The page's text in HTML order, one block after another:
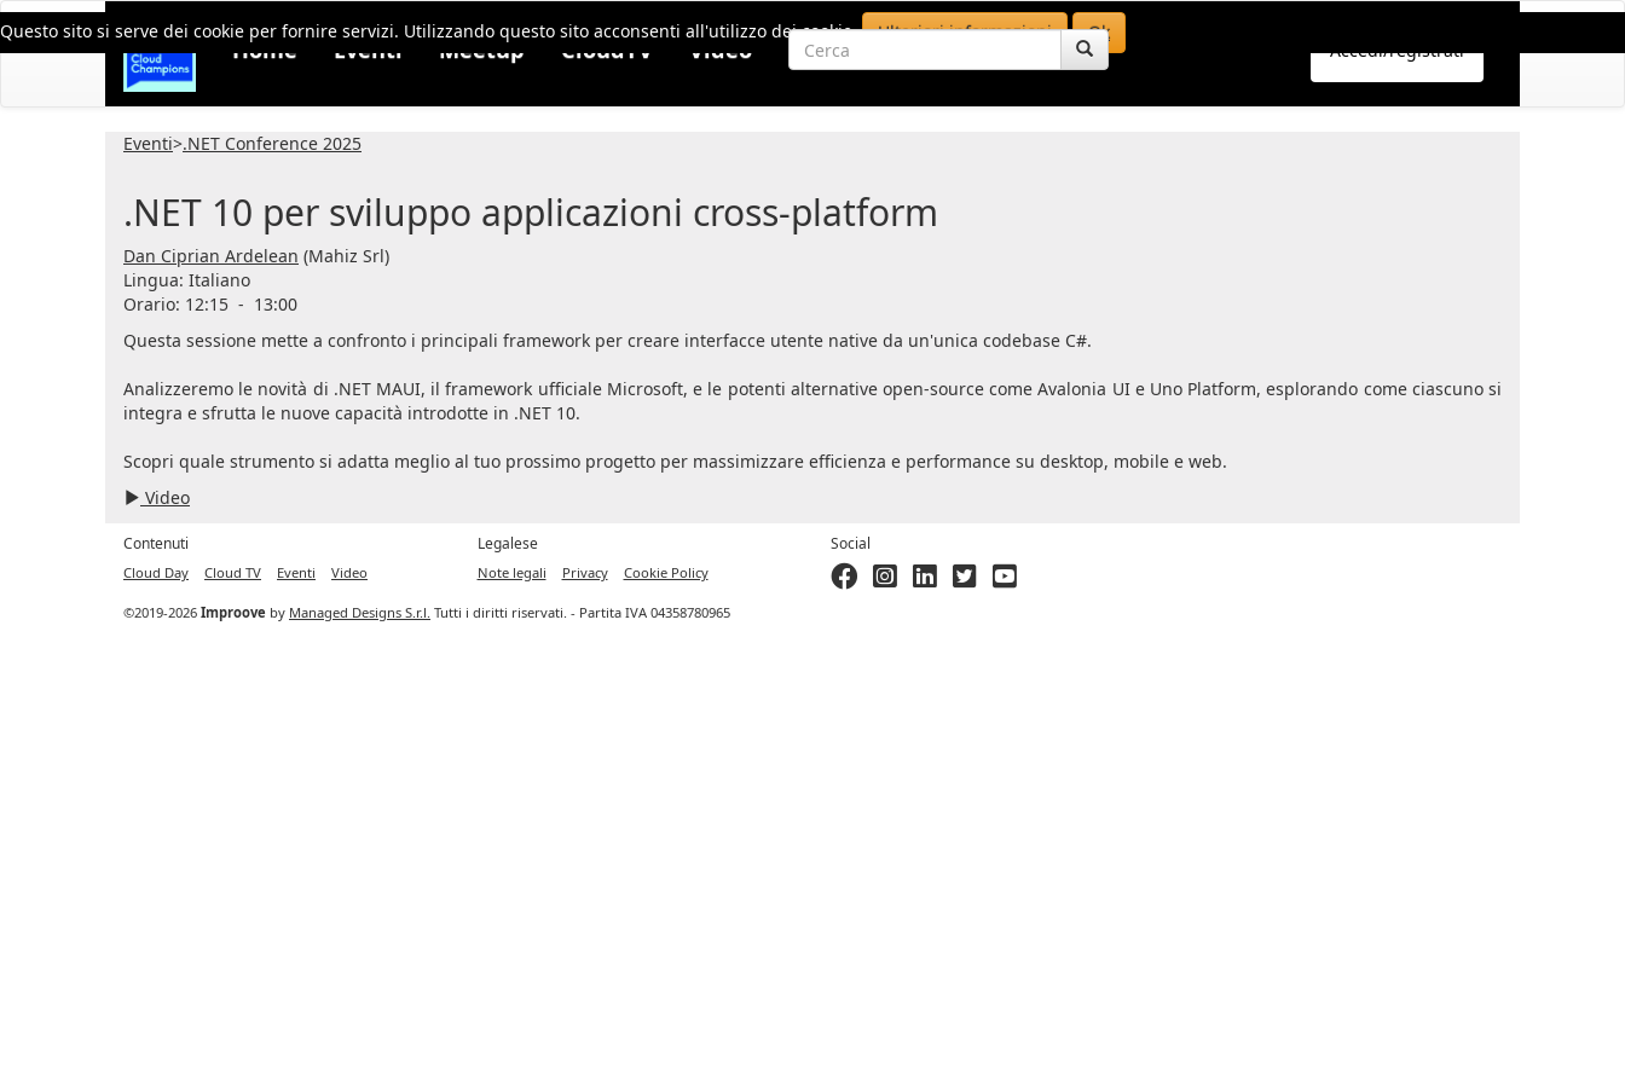
Questo sito si serve dei cookie per fornire servizi. Utilizzando questo sito acconsenti all'utilizzo dei cookie. Ulteriori informazioni Ok
Home Eventi Meetup CloudTV Video Accedi/registrati
Eventi>.NET Conference 2025
.NET 10 per sviluppo applicazioni cross-platform
Dan Ciprian Ardelean (Mahiz Srl)
Lingua: Italiano
Orario: 12:15 - 13:00
Questa sessione mette a confronto i principali framework per creare interfacce utente native da un'unica codebase C#.
Analizzeremo le novità di .NET MAUI, il framework ufficiale Microsoft, e le potenti alternative open-source come Avalonia UI e Uno Platform, esplorando come ciascuno si
integra e sfrutta le nuove capacità introdotte in .NET 10.
Scopri quale strumento si adatta meglio al tuo prossimo progetto per massimizzare efficienza e performance su desktop, mobile e web.
Video
Contenuti
Cloud Day Cloud TV Eventi Video
Legalese
Note legali Privacy Cookie Policy
Social
©2019-2026 Improove by Managed Designs S.r.l. Tutti i diritti riservati. - Partita IVA 04358780965